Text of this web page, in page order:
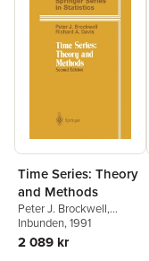
Time Series: Theory
and Methods
Peter J. Brockwell,
Richard A. Davis
Inbunden, 1991
2 089 kr